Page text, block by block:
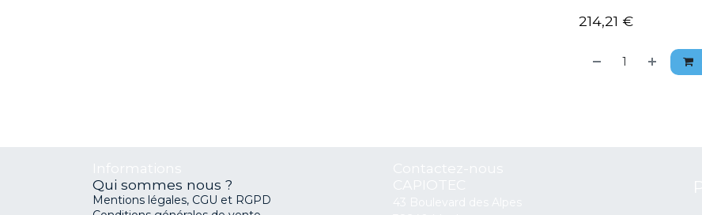
214,21 €
Qui sommes nous ?
Mentions légales, CGU et RGPD